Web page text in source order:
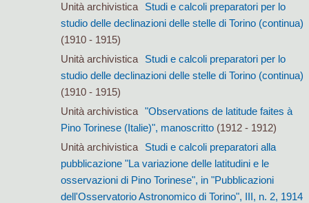
Unità archivistica
Studi e calcoli preparatori per lo
studio delle declinazioni delle stelle di Torino (continua)
(1910 - 1915)
Unità archivistica
Studi e calcoli preparatori per lo
studio delle declinazioni delle stelle di Torino (continua)
(1910 - 1915)
Unità archivistica
"Observations de latitude faites à
Pino Torinese (Italie)", manoscritto(1912 - 1912)
Unità archivistica
Studi e calcoli preparatori alla
pubblicazione "La variazione delle latitudini e le
osservazioni di Pino Torinese", in "Pubblicazioni
dell'Osservatorio Astronomico di Torino", III, n. 2, 1914